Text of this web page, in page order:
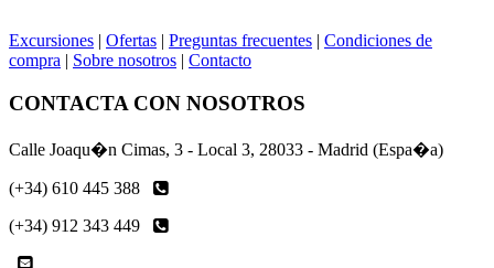
Excursiones | Ofertas | Preguntas frecuentes | Condiciones de
compra | Sobre nosotros | Contacto
CONTACTA CON NOSOTROS
Calle Joaqu�n Cimas, 3 - Local 3, 28033 - Madrid (Espa�a)
(+34) 610 445 388
(+34) 912 343 449